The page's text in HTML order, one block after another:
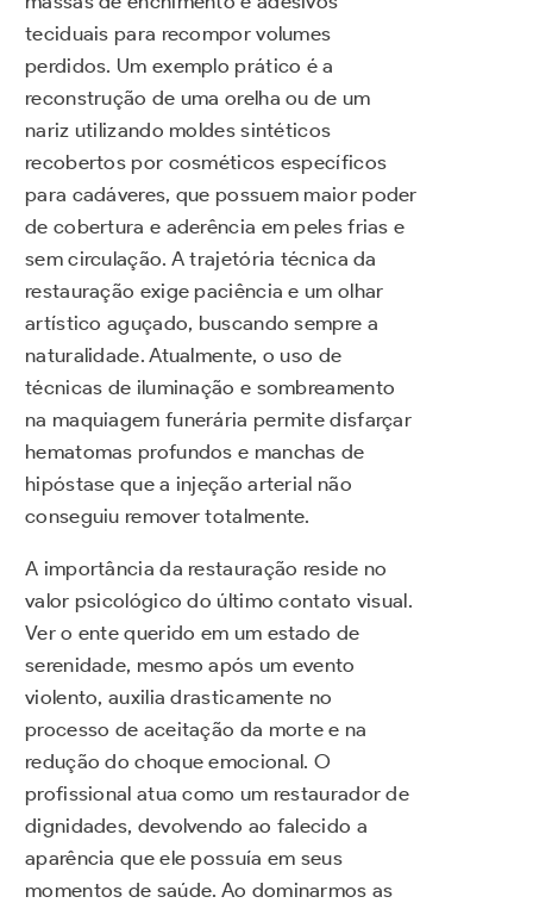
teciduais para recompor volumes
perdidos. Um exemplo prático é a
reconstrução de uma orelha ou de um
nariz utilizando moldes sintéticos
recobertos por cosméticos específicos
para cadáveres, que possuem maior poder
de cobertura e aderência em peles frias e
sem circulação. A trajetória técnica da
restauração exige paciência e um olhar
artístico aguçado, buscando sempre a
naturalidade. Atualmente, o uso de
técnicas de iluminação e sombreamento
na maquiagem funerária permite disfarçar
hematomas profundos e manchas de
hipóstase que a injeção arterial não
conseguiu remover totalmente.
A importância da restauração reside no
valor psicológico do último contato visual.
Ver o ente querido em um estado de
serenidade, mesmo após um evento
violento, auxilia drasticamente no
processo de aceitação da morte e na
redução do choque emocional. O
profissional atua como um restaurador de
dignidades, devolvendo ao falecido a
aparência que ele possuía em seus
momentos de saúde. Ao dominarmos as